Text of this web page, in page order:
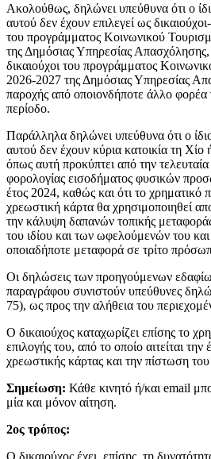
Ακολούθως, δηλώνει υπεύθυνα ότι ο
αυτού δεν έχουν επιλεγεί ως
του προγράμματος Κοινωνικού
της Δημόσιας Υπηρεσίας
δικαιούχοι του προγράμματος
2026-2027 της Δημόσιας Υπηρεσίας
παροχής από οποιονδήποτε άλλο φορέα
περίοδο.
Παράλληλα δηλώνει υπεύθυνα ότι ο
αυτού δεν έχουν κύρια κατοικία τη Χίο
όπως αυτή προκύπτει από την
φορολογίας εισοδήματος φυσικών
έτος 2024, καθώς και ότι το χρηματικό
χρεωστική κάρτα θα χρησιμοποιηθεί
την κάλυψη δαπανών τοπικής
του ιδίου και των ωφελούμενών του και
οποιαδήποτε μεταφορά σε τρίτο
Οι δηλώσεις των προηγούμενων
παραγράφου συνιστούν υπεύθυνες
75), ως προς την αλήθεια του
Ο δικαιούχος καταχωρίζει επίσης το
επιλογής του, από το οποίο αιτείται
χρεωστικής κάρτας και την πίστωση
Σημείωση: Κάθε κινητό ή/και email
μία και μόνον αίτηση.
2ος τρόπος:
Ο δικαιούχος έχει, επίσης, τη